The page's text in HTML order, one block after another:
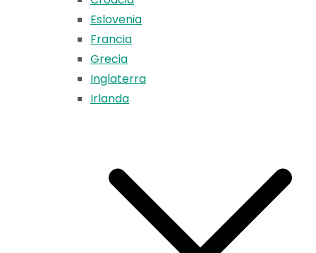
Eslovenia
Francia
Grecia
Inglaterra
Irlanda